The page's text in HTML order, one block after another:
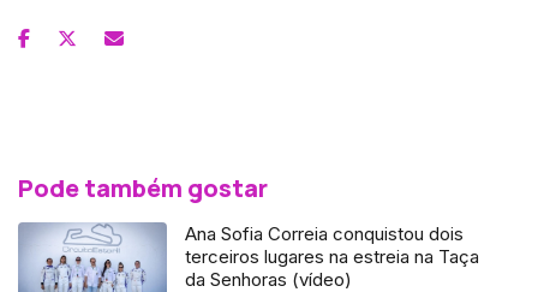
Pode também gostar
Ana Sofia Correia conquistou dois
terceiros lugares na estreia na Taça
da Senhoras (vídeo)